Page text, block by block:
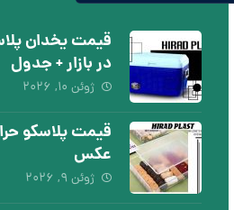
در بازار + جدول
ژوئن ۱۰, ۲۰۲۶
قیمت پلاسکو
عکس
ژوئن ۹, ۲۰۲۶